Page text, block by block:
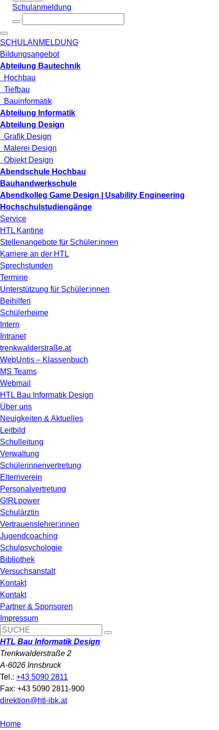
Schulanmeldung
SCHULANMELDUNG
Bildungsangebot
Abteilung Bautechnik
Hochbau
Tiefbau
Bauinformatik
Abteilung Informatik
Abteilung Design
Grafik Design
Malerei Design
Objekt Design
Abendschule Hochbau
Bauhandwerkschule
Abendkolleg Game Design | Usability Engineering
Hochschulstudiengänge
Service
HTL Kantine
Stellenangebote für Schüler:innen
Karriere an der HTL
Sprechstunden
Termine
Unterstützung für Schüler:innen
Beihilfen
Schülerheime
Intern
Intranet
trenkwalderstraße.at
WebUntis – Klassenbuch
MS Teams
Webmail
HTL Bau Informatik Design
Über uns
Neuigkeiten & Aktuelles
Leitbild
Schulleitung
Verwaltung
Schülerinnenvertretung
Elternverein
Personalvertretung
G!RLpower
Schulärztin
Vertrauenslehrer:innen
Jugendcoaching
Schulpsychologie
Bibliothek
Versuchsanstalt
Kontakt
Kontakt
Partner & Sponsoren
Impressum
HTL Bau Informatik Design
Trenkwalderstraße 2
A-6026 Innsbruck
Tel.: +43 5090 2811
Fax: +43 5090 2811-900
direktion@htl-ibk.at
Home